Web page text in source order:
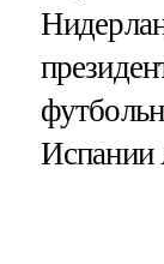
Испании